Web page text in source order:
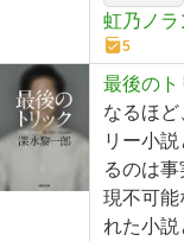
虹乃ノラ
5
最後のト
なるほ
リー小
るのは
現不可能
れた小